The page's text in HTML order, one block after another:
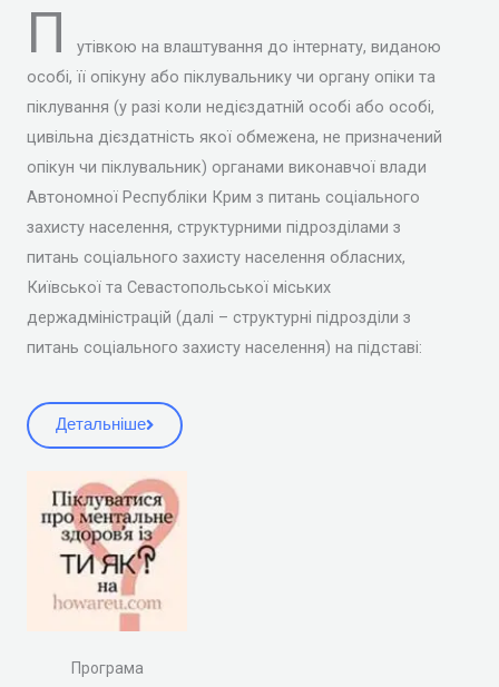
П
утівкою на влаштування до інтернату, виданою
особі, її опікуну або піклувальнику чи органу опіки та
піклування (у разі коли недієздатній особі або особі,
цивільна дієздатність якої обмежена, не призначений
опікун чи піклувальник) органами виконавчої влади
Автономної Республіки Крим з питань соціального
захисту населення, структурними підрозділами з
питань соціального захисту населення обласних,
Київської та Севастопольської міських
держадміністрацій (далі – структурні підрозділи з
питань соціального захисту населення) на підставі:
Детальніше
Програма